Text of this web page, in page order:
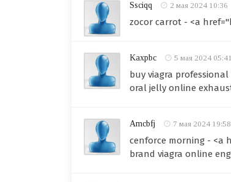
Ssciqq 2 мая 2024 10:36
zocor carrot - <a
Kaxpbc 5 мая 2024 05:41
buy viagra
oral jelly online
Amcbfj 7 мая 2024 19:58
cenforce morning - <a
brand viagra online